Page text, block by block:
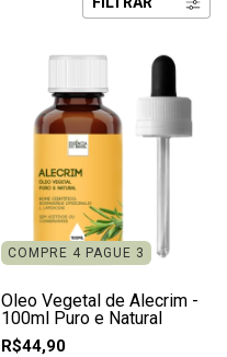
COMPRE 4 PAGUE 3
Óleo Vegetal de Alecrim -
100ml Puro e Natural
R$44,90